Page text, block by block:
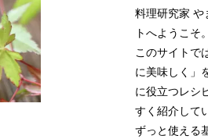
料理研究家 や
トへようこそ。
このサイトで
に美味しく」
に役立つレシ
すく紹介して
ずっと使える